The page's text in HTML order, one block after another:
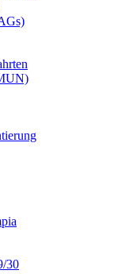
30